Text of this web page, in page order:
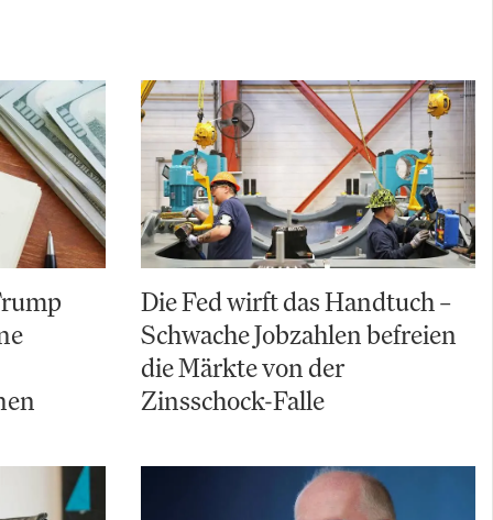
Die Fed wirft das Handtuch –
Schwache Jobzahlen befreien
die Märkte von der
Zinsschock-Falle